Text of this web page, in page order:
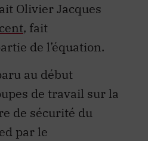
Olivier Jacques
, fait
de l’équation.
au début
de travail sur la
de sécurité du
par le